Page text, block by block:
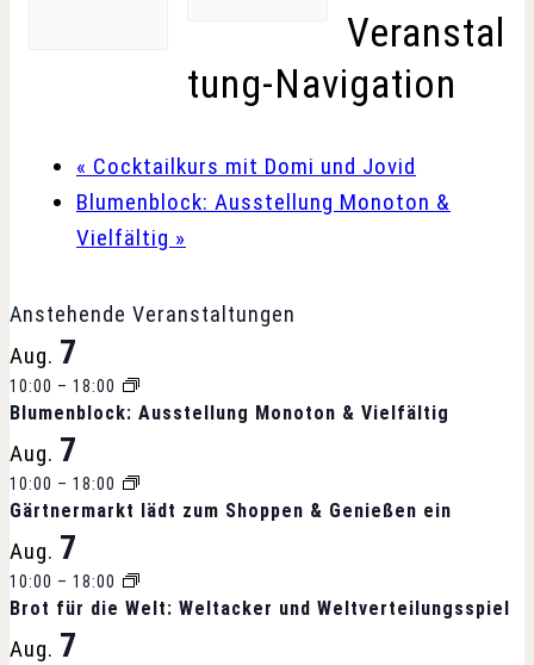
Veranstal
tung-Navigation
« Cocktailkurs mit Domi und Jovid
Blumenblock: Ausstellung Monoton &
Vielfältig »
Anstehende Veranstaltungen
Aug. 7
10:00 – 18:00
Blumenblock: Ausstellung Monoton & Vielfältig
Aug. 7
10:00 – 18:00
Gärtnermarkt lädt zum Shoppen & Genießen ein
Aug. 7
10:00 – 18:00
Brot für die Welt: Weltacker und Weltverteilungsspiel
Aug. 7